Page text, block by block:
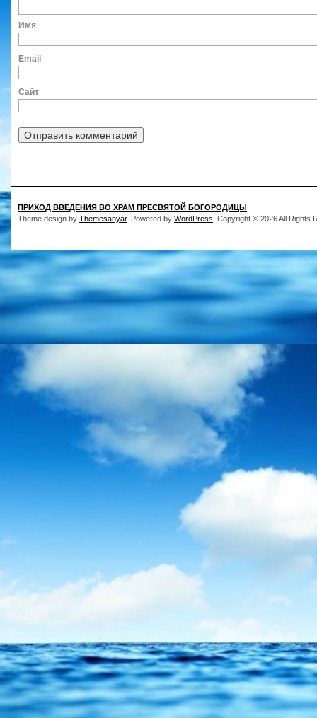
Сайт
ПРИХОД ВВЕДЕНИЯ ВО ХРАМ ПРЕСВЯТОЙ БОГОРОДИЦЫ
Theme design by Themesanyar. Powered by WordPress . Copyright © 2026 All Rights